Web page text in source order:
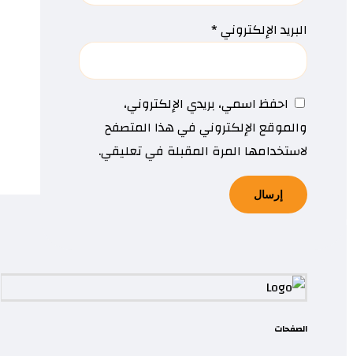
البريد الإلكتروني*
احفظ اسمي، بريدي الإلكتروني،
والموقع الإلكتروني في هذا المتصفح
لاستخدامها المرة المقبلة في تعليقي.
الصفحات